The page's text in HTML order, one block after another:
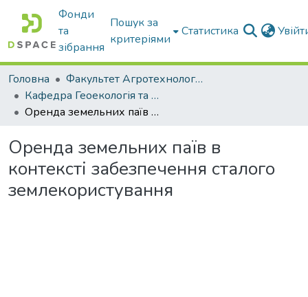
Фонди
та
зібрання
Пошук за
критеріями
Статистика
Головна
Факультет Агротехнологій та екології
Кафедра Геоекологія та землеустрій
Оренда земельних паїв в контексті забезпечення сталого землекористування
Оренда земельних паїв в
контексті забезпечення сталого
землекористування